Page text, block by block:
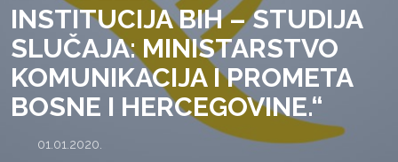
INSTITUCIJA BIH – STUDIJA
SLUČAJA: MINISTARSTVO
KOMUNIKACIJA I PROMETA
BOSNE I HERCEGOVINE.“
01.01.2020.